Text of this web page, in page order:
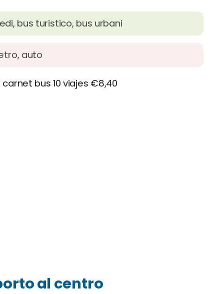
bus turistico, bus urbani
auto
carnet bus 10 viajes €8,40
al centro